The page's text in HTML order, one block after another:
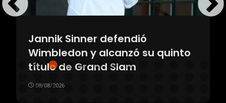
Jannik Sinner defendió
Wimbledon y alcanzó su quinto
título de Grand Slam
08/08/2026